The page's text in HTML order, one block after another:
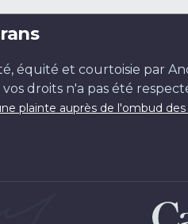
équité et courtoisie par
droits n'a pas été
plainte auprès de l'ombud